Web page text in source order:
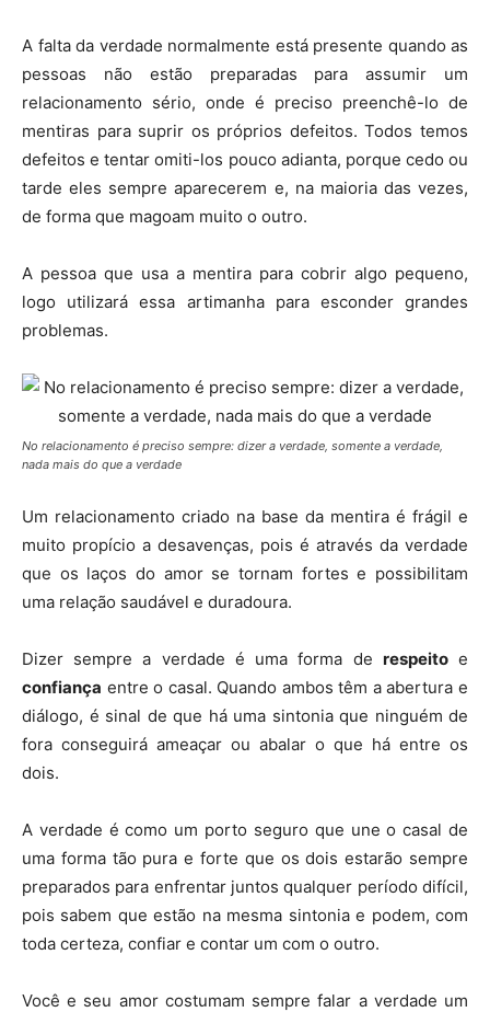
A falta da verdade normalmente está presente quando as
pessoas não estão preparadas para assumir um
relacionamento sério, onde é preciso preenchê-lo de
mentiras para suprir os próprios defeitos. Todos temos
defeitos e tentar omiti-los pouco adianta, porque cedo ou
tarde eles sempre aparecerem e, na maioria das vezes,
de forma que magoam muito o outro.
A pessoa que usa a mentira para cobrir algo pequeno,
logo utilizará essa artimanha para esconder grandes
problemas.
No relacionamento é preciso sempre: dizer a verdade, somente a verdade,
nada mais do que a verdade
Um relacionamento criado na base da mentira é frágil e
muito propício a desavenças, pois é através da verdade
que os laços do amor se tornam fortes e possibilitam
uma relação saudável e duradoura.
Dizer sempre a verdade é uma forma de respeitoe
confiança entre o casal. Quando ambos têm a abertura e
diálogo, é sinal de que há uma sintonia que ninguém de
fora conseguirá ameaçar ou abalar o que há entre os
dois.
A verdade é como um porto seguro que une o casal de
uma forma tão pura e forte que os dois estarão sempre
preparados para enfrentar juntos qualquer período difícil,
pois sabem que estão na mesma sintonia e podem, com
toda certeza, confiar e contar um com o outro.
Você e seu amor costumam sempre falar a verdade um